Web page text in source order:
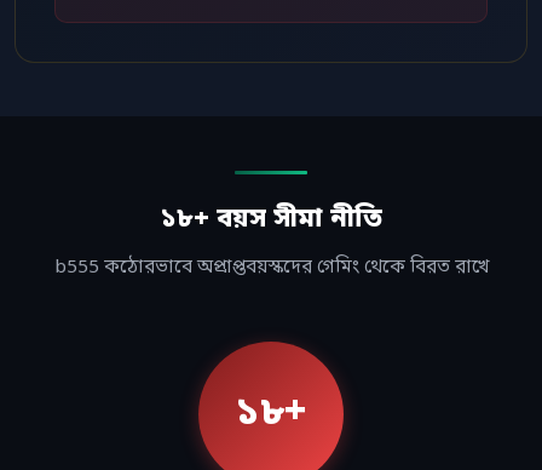
১৮+ বয়স সীমা নীতি
b555 কঠোরভাবে অপ্রাপ্তবয়স্কদের গেমিং থেকে বিরত রাখে
১৮+